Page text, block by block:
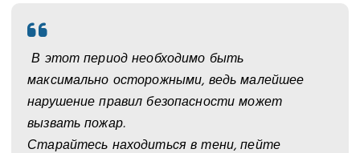
В этот период необходимо быть
максимально осторожными, ведь малейшее
нарушение правил безопасности может
вызвать пожар.
Старайтесь находиться в тени, пейте